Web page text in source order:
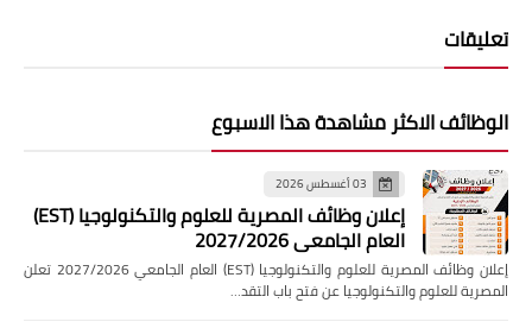
تعليقات
الوظائف الاكثر مشاهدة هذا الاسبوع
03 أغسطس 2026
إعلان وظائف المصرية للعلوم والتكنولوجيا (EST)
العام الجامعي 2027/2026
إعلان وظائف المصرية للعلوم والتكنولوجيا (EST) العام الجامعي 2027/2026 تعلن
المصرية للعلوم والتكنولوجيا عن فتح باب التقد…